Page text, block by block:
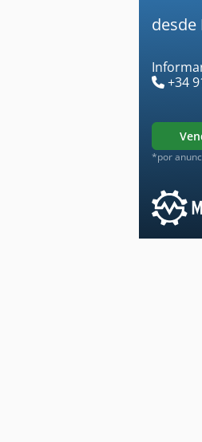
desde
+34
*por